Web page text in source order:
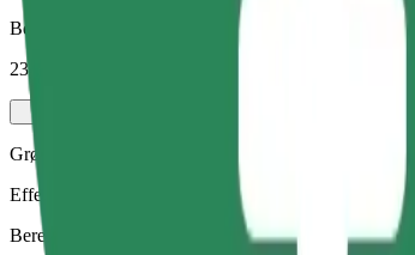
Beregnet pris
23,90 RON
Grønn
Effektive turer i hybride og elektriske kjøretøy
Beregnet reisetid